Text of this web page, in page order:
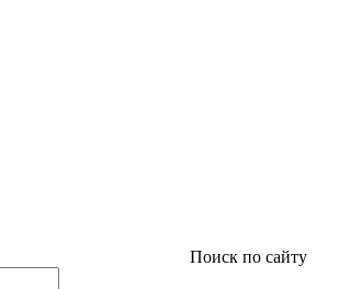
Поиск по сайту